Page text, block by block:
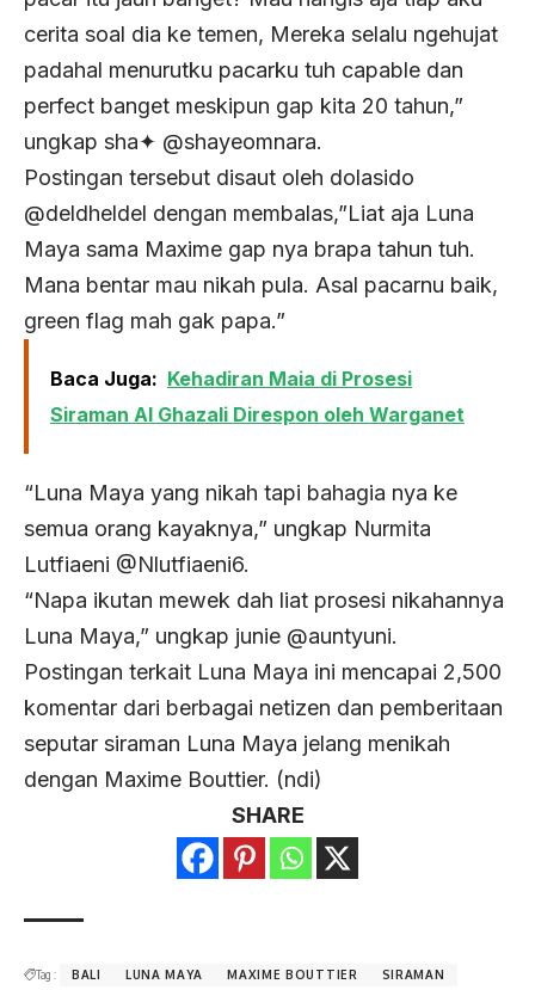
cerita soal dia ke temen, Mereka selalu ngehujat
padahal menurutku pacarku tuh capable dan
perfect banget meskipun gap kita 20 tahun,”
ungkap sha✦ @shayeomnara.
Postingan tersebut disaut oleh dolasido
@deldheldel dengan membalas,”Liat aja Luna
Maya sama Maxime gap nya brapa tahun tuh.
Mana bentar mau nikah pula. Asal pacarnu baik,
green flag mah gak papa.”
Baca Juga: Kehadiran Maia di Prosesi
Siraman Al Ghazali Direspon oleh Warganet
“Luna Maya yang nikah tapi bahagia nya ke
semua orang kayaknya,” ungkap Nurmita
Lutfiaeni @Nlutfiaeni6.
“Napa ikutan mewek dah liat prosesi nikahannya
Luna Maya,” ungkap junie @auntyuni.
Postingan terkait Luna Maya ini mencapai 2,500
komentar dari berbagai netizen dan pemberitaan
seputar siraman Luna Maya jelang menikah
dengan Maxime Bouttier. (ndi)
SHARE
Tag : BALI LUNA MAYA MAXIME BOUTTIER SIRAMAN